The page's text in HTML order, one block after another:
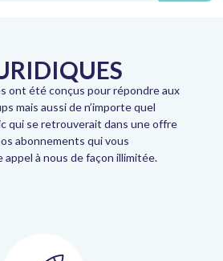
ont été conçus pour répondre aux
mais aussi de n’importe quel
qui se retrouverait dans une offre
abonnements qui vous
à nous de façon illimitée.